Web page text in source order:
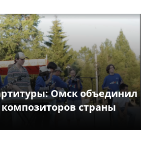
Омск объединил
страны